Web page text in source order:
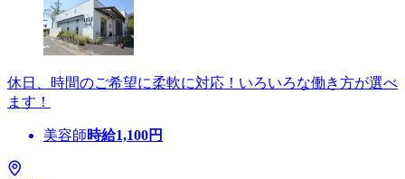
休日、時間のご希望に柔軟に対応！いろいろな働き方が選べ
ます！
美容師時給1,100円